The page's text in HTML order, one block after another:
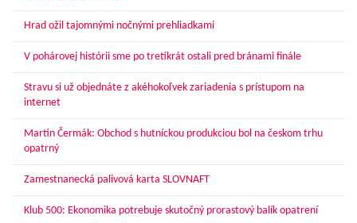
Hrad ožil tajomnými nočnými prehliadkami
V pohárovej histórii sme po tretíkrát ostali pred bránami finále
Stravu si už objednáte z akéhokoľvek zariadenia s prístupom na
internet
Martin Čermák: Obchod s hutníckou produkciou bol na českom trhu
opatrný
Zamestnanecká palivová karta SLOVNAFT
Klub 500: Ekonomika potrebuje skutočný prorastový balík opatrení